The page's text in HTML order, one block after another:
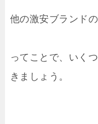
他の激安ブランド
ってことで、いく
きましょう。